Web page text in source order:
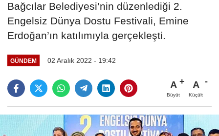
Bağcılar Belediyesi’nin düzenlediği 2.
Engelsiz Dünya Dostu Festivali, Emine
Erdoğan’ın katılımıyla gerçekleşti.
GÜNDEM 02 Aralık 2022 - 19:42
A
Büyüt
A
Küçült